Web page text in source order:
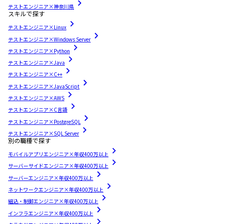
テストエンジニア×神奈川県
スキルで探す
テストエンジニア×Linux
テストエンジニア×Windows Server
テストエンジニア×Python
テストエンジニア×Java
テストエンジニア×C++
テストエンジニア×JavaScript
テストエンジニア×AWS
テストエンジニア×C言語
テストエンジニア×PostgreSQL
テストエンジニア×SQL Server
別の職種で探す
モバイルアプリエンジニア×年収400万以上
サーバーサイドエンジニア×年収400万以上
サーバーエンジニア×年収400万以上
ネットワークエンジニア×年収400万以上
組込・制御エンジニア×年収400万以上
インフラエンジニア×年収400万以上